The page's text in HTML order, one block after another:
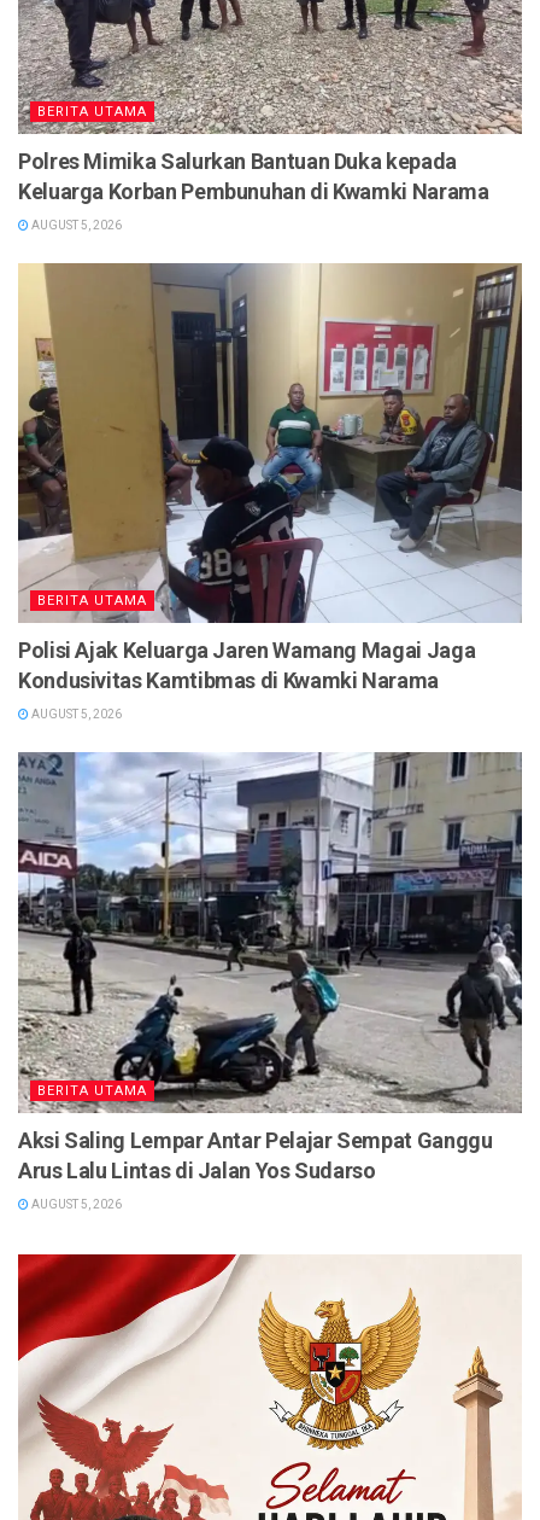
BERITA UTAMA
Polres Mimika Salurkan Bantuan Duka kepada
Keluarga Korban Pembunuhan di Kwamki Narama
AUGUST 5, 2026
BERITA UTAMA
Polisi Ajak Keluarga Jaren Wamang Magai Jaga
Kondusivitas Kamtibmas di Kwamki Narama
AUGUST 5, 2026
BERITA UTAMA
Aksi Saling Lempar Antar Pelajar Sempat Ganggu
Arus Lalu Lintas di Jalan Yos Sudarso
AUGUST 5, 2026